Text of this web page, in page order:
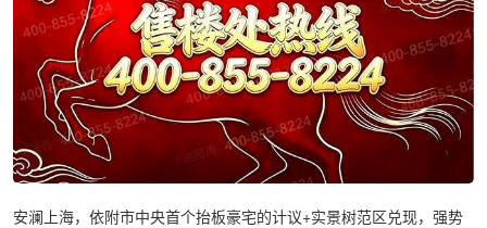
安澜上海，依附市中央首个抬板豪宅的计议+实景树范区兑现，强势